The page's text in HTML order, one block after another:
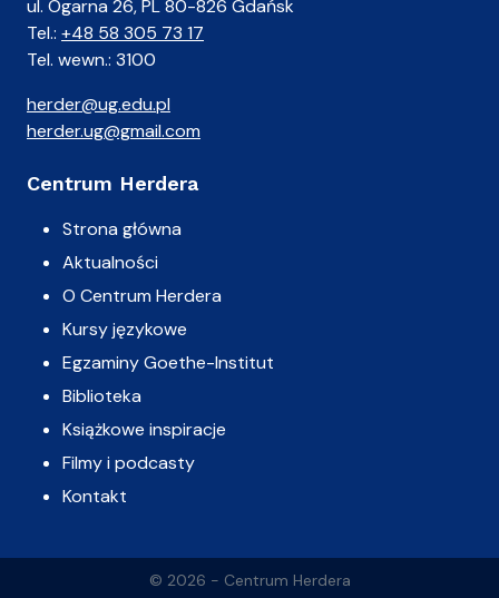
ul. Ogarna 26, PL 80-826 Gdańsk
Tel.: +48 58 305 73 17
Tel. wewn.: 3100
herder@ug.edu.pl
herder.ug@gmail.com
Centrum Herdera
Strona główna
Aktualności
O Centrum Herdera
Kursy językowe
Egzaminy Goethe-Institut
Biblioteka
Książkowe inspiracje
Filmy i podcasty
Kontakt
© 2026 - Centrum Herdera